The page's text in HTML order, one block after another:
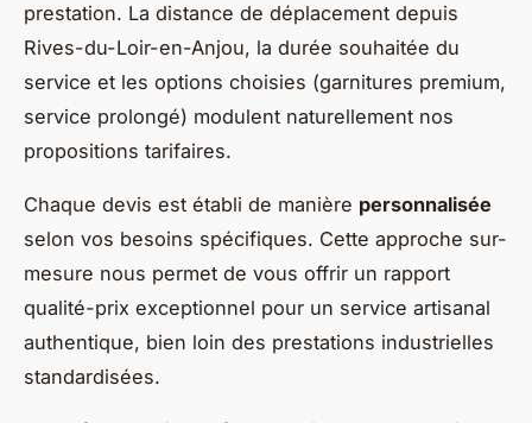
prestation. La distance de déplacement depuis
Rives-du-Loir-en-Anjou, la durée souhaitée du
service et les options choisies (garnitures premium,
service prolongé) modulent naturellement nos
propositions tarifaires.
Chaque devis est établi de manière personnalisée
selon vos besoins spécifiques. Cette approche sur-
mesure nous permet de vous offrir un rapport
qualité-prix exceptionnel pour un service artisanal
authentique, bien loin des prestations industrielles
standardisées.